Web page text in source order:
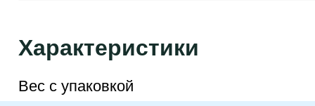
Характеристики
Вес с упаковкой